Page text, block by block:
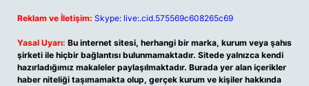
Reklam ve İletişim: Skype: live:.cid.575569c608265c69
Yasal Uyarı: Bu internet sitesi, herhangi bir marka, kurum veya şahıs
şirketi ile hiçbir bağlantısı bulunmamaktadır. Sitede yalnızca kendi
hazırladığımız makaleler paylaşılmaktadır. Burada yer alan içerikler
haber niteliği taşımamakta olup, gerçek kurum ve kişiler hakkında